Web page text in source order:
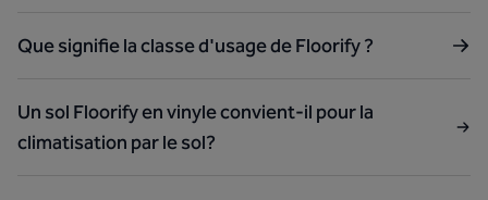
Que signifie la classe d'usage de Floorify ?
Un sol Floorify en vinyle convient-il pour la
climatisation par le sol?